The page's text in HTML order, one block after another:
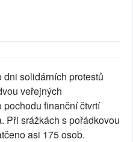
solidárních protestů
veřejných
pochodu finanční čtvrtí
Při srážkách s pořádkovou
asi 175 osob.